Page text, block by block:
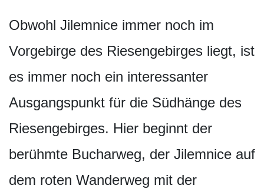
Obwohl Jilemnice immer noch im
Vorgebirge des Riesengebirges liegt, ist
es immer noch ein interessanter
Ausgangspunkt für die Südhänge des
Riesengebirges. Hier beginnt der
berühmte Bucharweg, der Jilemnice auf
dem roten Wanderweg mit der